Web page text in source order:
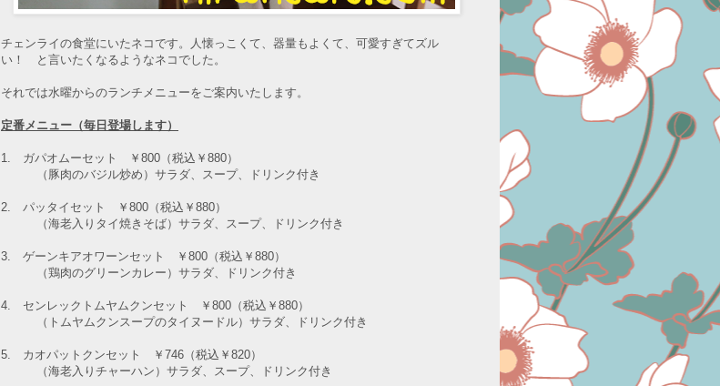
チェンライの食堂にいたネコです。人懐っこくて、器量もよくて、可愛すぎてズル
い！ と言いたくなるようなネコでした。
それでは水曜からのランチメニューをご案内いたします。
定番メニュー（毎日登場します）
1. ガパオムーセット ￥800（税込￥880）
（豚肉のバジル炒め） サラダ、スープ、ドリンク付き
2. パッタイセット ￥800（税込￥880）
（海老入りタイ焼きそば） サラダ、スープ、ドリンク付き
3. ゲーンキアオワーンセット ￥800（税込￥880）
（鶏肉のグリーンカレー） サラダ、ドリンク付き
4. センレックトムヤムクンセット ￥800（税込￥880）
（トムヤムクンスープのタイヌードル） サラダ、ドリンク付き
5. カオパットクンセット ￥746（税込￥820）
（海老入りチャーハン）サラダ、スープ、ドリンク付き